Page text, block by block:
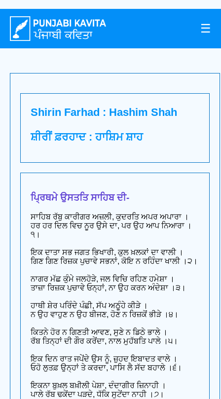
☰
Shirin Farhad : Hashim Shah
ਸ਼ੀਰੀਂ ਫ਼ਰਹਾਦ : ਹਾਸ਼ਿਮ ਸ਼ਾਹ
ਪ੍ਰਿਥਮੇ ਉਸਤਤਿ ਸਾਹਿਬ ਦੀ-
ਸਾਹਿਬ ਰੱਬੁ ਕਾਰੀਗਰ ਅਜ਼ਲੀ, ਕੁਦਰਤਿ ਅਪਰ ਅਪਾਰਾ ।
ਹਰ ਹਰ ਦਿਲ ਵਿਚ ਨੂਰ ਉਸੇ ਦਾ, ਪਰ ਉਹ ਆਪ ਨਿਆਰਾ ।
੧।
ਇਕ ਦਾਤਾ ਸਭ ਜਗਤ ਭਿਖਾਰੀ, ਕੁਲ ਖ਼ਲਕਾਂ ਦਾ ਵਾਲੀ ।
ਗਿਣ ਗਿਣ ਰਿਜ਼ਕ ਪੁਚਾਵੇ ਸਭਨਾਂ, ਕੋਇ ਨ ਰਹਿੰਦਾ ਖਾਲੀ ।੨।
ਨਾਗਰ ਮੱਛ ਕੁੰਮੇ ਜਲਹੋੜੇ, ਜਲ ਵਿਚਿ ਰਹਿਣ ਹਮੇਸ਼ਾ ।
ਤਾਜ਼ਾ ਰਿਜ਼ਕ ਪੁਚਾਵੇ ਓਨ੍ਹਾਂ, ਨਾ ਉਹ ਕਰਨ ਅੰਦੇਸ਼ਾ ।੩।
ਹਾਥੀ ਸ਼ੇਰ ਪਰਿੰਦੇ ਪੰਛੀ, ਸੱਪ ਅਠੂੰਹੇ ਕੀੜੇ ।
ਨ ਉਹ ਵਾਹੁਣ ਨ ਉਹ ਬੀਜਣ, ਹੋਣ ਨ ਰਿਜ਼ਕੋਂ ਭੀੜੇ ।੪।
ਕਿਤਨੇ ਹੋਰ ਨ ਗਿਣਤੀ ਆਵਣ, ਸੁਣੇ ਨ ਡਿਠੇ ਭਾਲੇ ।
ਰੱਬ ਤਿਨ੍ਹਾਂ ਦੀ ਗੌਰ ਕਰੇਂਦਾ, ਨਾਲ ਮੁਹੱਬਤਿ ਪਾਲੇ ।੫।
ਇਕ ਦਿਨ ਰਾਤ ਜਪੇਂਦੇ ਉਸ ਨੂੰ, ਜ਼ੁਹਦ ਇਬਾਦਤ ਵਾਲੇ ।
ਓਹੋ ਲੁਤਫ਼ ਉਨ੍ਹਾਂ ਤੇ ਕਰਦਾ, ਪਾਸਿ ਲੈ ਸੱਦ ਬਹਾਲੇ ।੬।
ਇਕਨਾ ਬੁਖ਼ਲ ਬਖ਼ੀਲੀ ਪੇਸ਼ਾ, ਦੰਦਾਗੀਰ ਜ਼ਿਨਾਹੀ ।
ਪਾਲੇ ਰੱਬ ਢਕੇਂਦਾ ਪੜਦੇ, ਧੱਕਿ ਸੁਟੇਂਦਾ ਨਾਹੀ ।੭।